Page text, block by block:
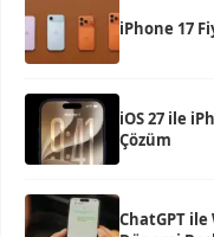
iPhone 17
iOS 27 ile
Çözüm
ChatGPT